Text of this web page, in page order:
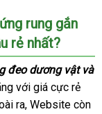
rung gắn
rẻ nhất?
đeo dương vậtHàn
và
cung
cấp
với giá cực rẻ
rađẹp
, Website còn